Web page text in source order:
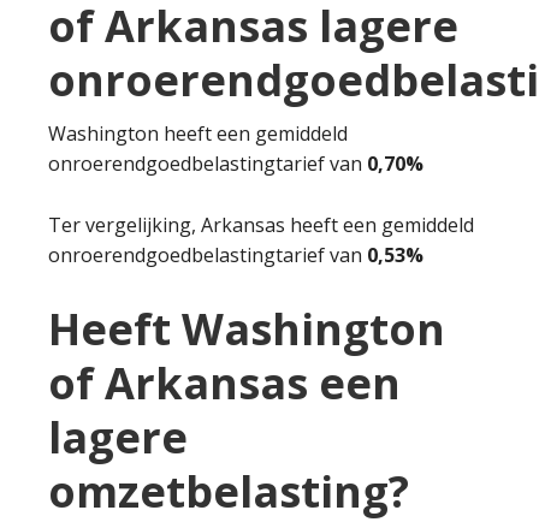
of Arkansas lagere
Washington heeft een gemiddeld
onroerendgoedbelastingtarief van 0,70%
Ter vergelijking, Arkansas heeft een gemiddeld
onroerendgoedbelastingtarief van 0,53%
Heeft Washington
of Arkansas een
lagere
omzetbelasting?